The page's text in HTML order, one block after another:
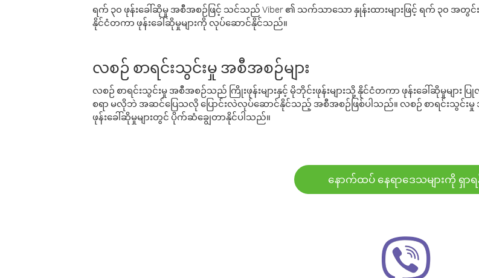
ရက် ၃၀ ဖုန်းခေါ်ဆိုမှု အစီအစဉ်ဖြင့် သင်သည် Viber ၏ သက်သာသော နှုန်းထားများဖြင့် ရက် ၃၀ အ
နိုင်ငံတကာ ဖုန်းခေါ်ဆိုမှုများကို လုပ်ဆောင်နိုင်သည်။
လစဉ် စာရင်းသွင်းမှု အစီအစဉ်များ
လစဉ် စာရင်းသွင်းမှု အစီအစဉ်သည် ကြိုးဖုန်းများနှင့် မိုဘိုင်းဖုန်းများသို့ နိုင်ငံတကာ ဖုန်းခေါ်ဆိုမှုမျ
စရာ မလိုဘဲ အဆင်ပြေသလို ပြောင်းလဲလုပ်ဆောင်နိုင်သည့် အစီအစဉ်ဖြစ်ပါသည်။ လစဉ် စာရင်းသွင်း
ဖုန်းခေါ်ဆိုမှုများတွင် ပိုက်ဆံချွေတာနိုင်ပါသည်။
နောက်ထပ် နေရာဒေသများကို ရှာရ